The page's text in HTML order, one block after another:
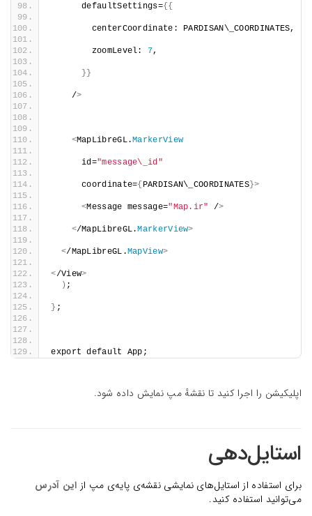
      defaultSettings=
{{
        centerCoordinate: PARDISAN\_COORDINATES,
        zoomLevel:
7,
}}
    /
>
<MapLibreGL.MarkerView
      id=
"message\_id"
      coordinate=
{ PARDISAN\_COORDINATES }>
<Message message="Map.ir" />
</MapLibreGL.MarkerView>
</MapLibreGL.MapView>
</View>
) ;
} ;
export default App;
اپلیکیشن را اجرا کنید تا نقشهٔ مپ نمایش داده شود.
استایل‌دهی
برای استفاده از استایل‌های نمایشی نقشه‌ی پایه‌ی مپ از این آدرس
می‌توانید استفاده کنید.